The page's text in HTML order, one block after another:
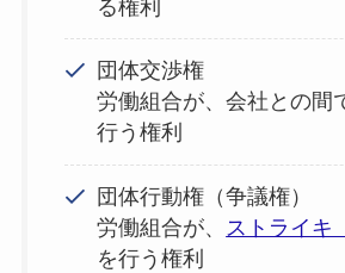
る権利
団体交渉権
労働組合が、会社との間
行う権利
団体行動権（争議権）
労働組合が、 ストライキ
を行う権利